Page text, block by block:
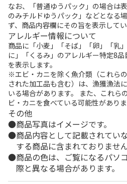
なお、「普通ゆうパック」の場合は
のみチルドゆうパック」などとなる
ず、商品内容欄にその旨を表示してい
アレルギー情報について
商品に「小麦」「そば」「卵」「乳
に」「くるみ」のアレルギー特定8
を表示します。
※エビ・カニを除く魚介類（これら
された加工品も含む）は、漁獲漁法
いる場合があります。 また、これら
ビ・カニを食べている可能性がありま
その他
商品写真はイメージです。
商品内容として記載されてい
する商品に含まれておりません
商品の色は、ご覧になるパソ
際と異なる場合があります。